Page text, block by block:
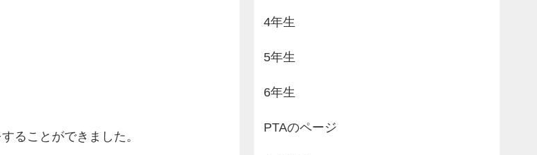
ることができました。
4年生
5年生
6年生
PTAのページ